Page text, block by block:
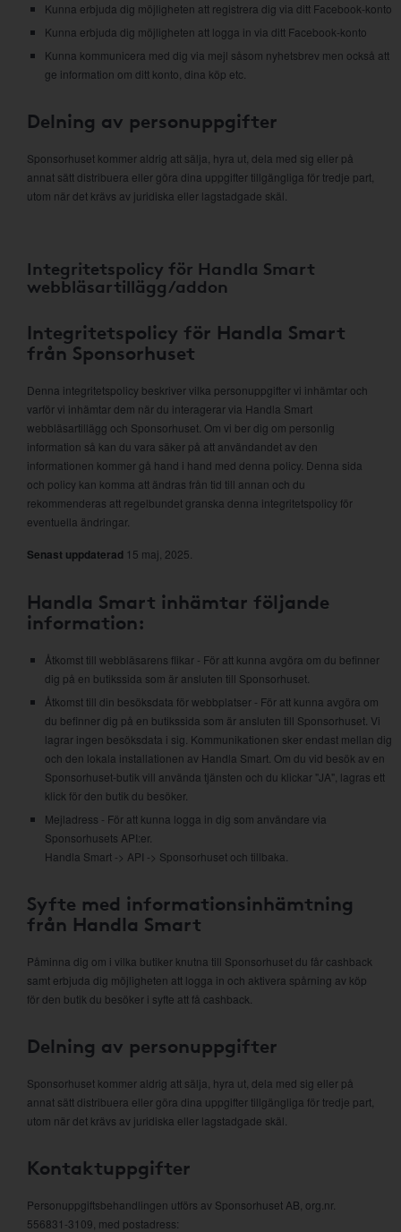
Kunna erbjuda dig möjligheten att registrera dig via ditt Facebook-konto
Kunna erbjuda dig möjligheten att logga in via ditt Facebook-konto
Kunna kommunicera med dig via mejl såsom nyhetsbrev men också att
ge information om ditt konto, dina köp etc.
Delning av personuppgifter
Sponsorhuset kommer aldrig att sälja, hyra ut, dela med sig eller på
annat sätt distribuera eller göra dina uppgifter tillgängliga för tredje part,
utom när det krävs av juridiska eller lagstadgade skäl.
Integritetspolicy för Handla Smart
webbläsartillägg/addon
Integritetspolicy för Handla Smart
från Sponsorhuset
Denna integritetspolicy beskriver vilka personuppgifter vi inhämtar och
varför vi inhämtar dem när du interagerar via Handla Smart
webbläsartillägg och Sponsorhuset. Om vi ber dig om personlig
information så kan du vara säker på att användandet av den
informationen kommer gå hand i hand med denna policy. Denna sida
och policy kan komma att ändras från tid till annan och du
rekommenderas att regelbundet granska denna integritetspolicy för
eventuella ändringar.
Senast uppdaterad 15 maj, 2025.
Handla Smart inhämtar följande
information:
Åtkomst till webbläsarens flikar - För att kunna avgöra om du befinner
dig på en butikssida som är ansluten till Sponsorhuset.
Åtkomst till din besöksdata för webbplatser - För att kunna avgöra om
du befinner dig på en butikssida som är ansluten till Sponsorhuset. Vi
lagrar ingen besöksdata i sig. Kommunikationen sker endast mellan dig
och den lokala installationen av Handla Smart. Om du vid besök av en
Sponsorhuset-butik vill använda tjänsten och du klickar "JA", lagras ett
klick för den butik du besöker.
Mejladress - För att kunna logga in dig som användare via
Sponsorhusets API:er.
Handla Smart -> API -> Sponsorhuset och tillbaka.
Syfte med informationsinhämtning
från Handla Smart
Påminna dig om i vilka butiker knutna till Sponsorhuset du får cashback
samt erbjuda dig möjligheten att logga in och aktivera spårning av köp
för den butik du besöker i syfte att få cashback.
Delning av personuppgifter
Sponsorhuset kommer aldrig att sälja, hyra ut, dela med sig eller på
annat sätt distribuera eller göra dina uppgifter tillgängliga för tredje part,
utom när det krävs av juridiska eller lagstadgade skäl.
Kontaktuppgifter
Personuppgiftsbehandlingen utförs av Sponsorhuset AB, org.nr.
556831-3109, med postadress: